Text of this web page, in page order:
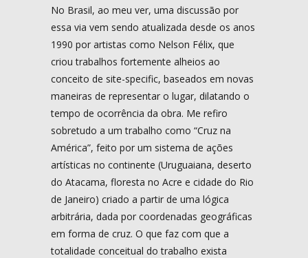
No Brasil, ao meu ver, uma discussão por
essa via vem sendo atualizada desde os anos
1990 por artistas como Nelson Félix, que
criou trabalhos fortemente alheios ao
conceito de site-specific, baseados em novas
maneiras de representar o lugar, dilatando o
tempo de ocorrência da obra. Me refiro
sobretudo a um trabalho como “Cruz na
América”, feito por um sistema de ações
artísticas no continente (Uruguaiana, deserto
do Atacama, floresta no Acre e cidade do Rio
de Janeiro) criado a partir de uma lógica
arbitrária, dada por coordenadas geográficas
em forma de cruz. O que faz com que a
totalidade conceitual do trabalho exista